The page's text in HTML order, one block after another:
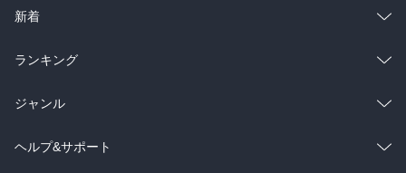
ラノベ
雑誌・グラビア
BL・TL
総合
ラノベ
雑誌・グラビア
BL・TL
新着
総合
ラノベ
雑誌・グラビア
ランキング
総合
ラノベ
ジャンル
コミック
ヘルプ&サポート